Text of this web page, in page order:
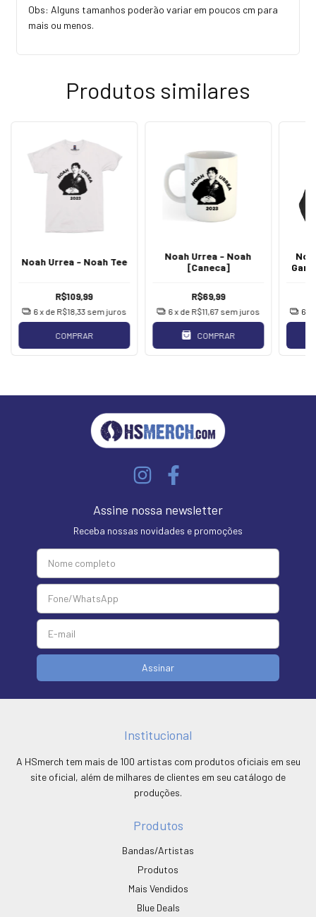
Obs: Alguns tamanhos poderão variar em poucos cm para
mais ou menos.
Produtos similares
Noah Urrea - Noah Tee
R$109,99
6x de R$18,33 sem juros
COMPRAR
Noah Urrea - Noah
[Caneca]
R$69,99
6x de R$11,67 sem juros
COMPRAR
6
Assine nossa newsletter
Receba nossas novidades e promoções
Institucional
A HSmerch tem mais de 100 artistas com produtos oficiais em seu
site oficial, além de milhares de clientes em seu catálogo de
produções.
Produtos
Bandas/Artistas
Produtos
Mais Vendidos
Blue Deals